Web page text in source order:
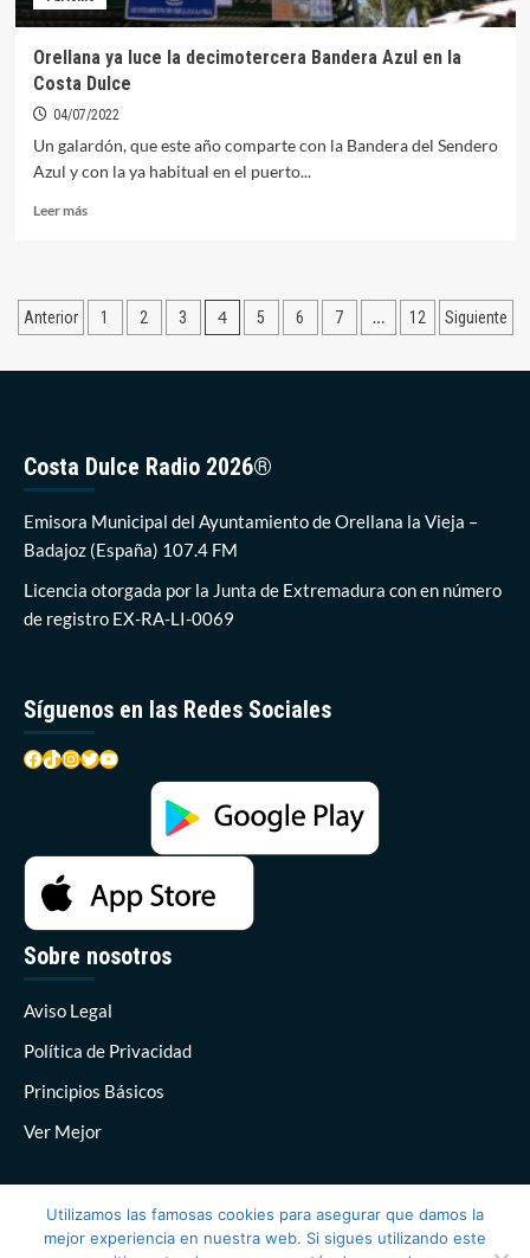
Orellana ya luce la decimotercera Bandera Azul en la
Costa Dulce
04/07/2022
Un galardón, que este año comparte con la Bandera del Sendero
Azul y con la ya habitual en el puerto...
Leer másLeer
ya
luce
la
Costa
Paginación
Anterior 1 2 3 4 5 6 7 … 12 Siguiente
Costa Dulce Radio 2026®
Emisora Municipal del Ayuntamiento de Orellana la Vieja –
Badajoz (España) 107.4 FM
Licencia otorgada por la Junta de Extremadura con en número
de registro EX-RA-LI-0069
Síguenos en las Redes Sociales
Facebook
TikTok
Instagram
Twitter
YouTube
Sobre nosotros
Aviso Legal
Política de Privacidad
Principios Básicos
Ver Mejor
Utilizamos las famosas cookies para asegurar que damos la
mejor experiencia en nuestra web. Si sigues utilizando este